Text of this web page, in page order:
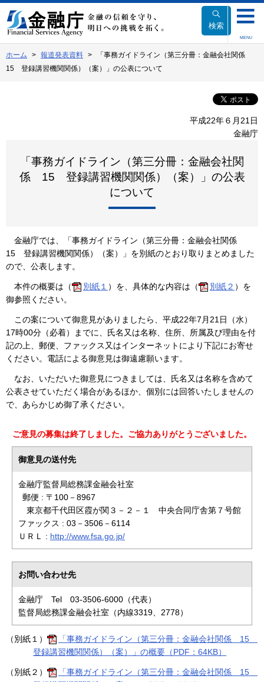
文
へ
動
検索
MENU
ホーム 報道発表資料
「事務ガイドライン（第三分冊：金融会社関係
15 登録講習機関関係）（案）」の公表について
平成22年６月21日
金融庁
「事務ガイドライン（第三分冊：金融会社関
係 15 登録講習機関関係）（案）」の公表
について
金融庁では、「事務ガイドライン（第三分冊：金融会社関係
15 登録講習機関関係）（案）」を別紙のとおり取りまとめました
ので、公表します。
本件の概要は（ 別紙１ ）を、具体的な内容は（ 別紙２ ）を
御参照ください。
この案について御意見がありましたら、平成22年7月21日（水）
17時00分（必着）までに、氏名又は名称、住所、所属及び理由を付
記の上、郵便、ファックス又はインターネットにより下記にお寄せ
ください。電話による御意見は御遠慮願います。
なお、いただいた御意見につきましては、氏名又は名称を含めて
公表させていただく場合があるほか、個別には回答いたしませんの
で、あらかじめ御了承ください。
ご意見の募集は終了しました。ご協力ありがとうございました。
御意見の送付先
金融庁監督局総務課金融会社室
郵便 : 〒100－8967
東京都千代田区霞が関３－２－１ 中央合同庁舎第７号館
ファックス : 03－3506－6114
ＵＲＬ : http://www.fsa.go.jp/
お問い合わせ先
金融庁 Tel 03-3506-6000（代表）
監督局総務課金融会社室（内線3319、2778）
（別紙１）
「事務ガイドライン（第三分冊：金融会社関係 15
登録講習機関関係）（案）」の概要（PDF：64KB）
（別紙２）
「事務ガイドライン（第三分冊：金融会社関係 15